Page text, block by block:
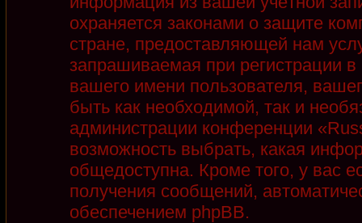
охраняется законами о защите
стране, предоставляющей нам
запрашиваемая при регистрации
вашего имени пользователя,
быть как необходимой, так и
администрации конференции
возможность выбрать, какая
общедоступна. Кроме того, у вас
получения сообщений,
обеспечением phpBB.